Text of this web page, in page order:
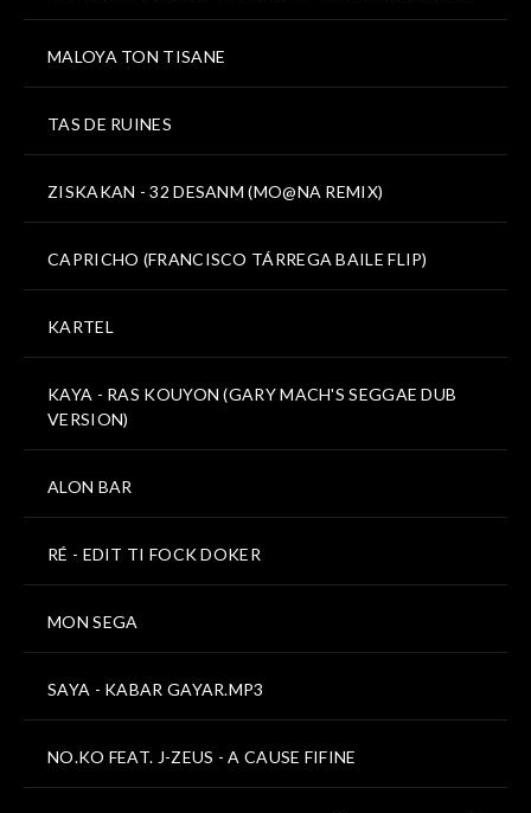
MALOYA TON TISANE
TAS DE RUINES
ZISKAKAN - 32 DESANM (MO@NA REMIX)
CAPRICHO (FRANCISCO TÁRREGA BAILE FLIP)
KARTEL
KAYA - RAS KOUYON (GARY MACH'S SEGGAE DUB
VERSION)
ALON BAR
RÉ - EDIT TI FOCK DOKER
MON SEGA
SAYA - KABAR GAYAR.MP3
NO.KO FEAT. J-ZEUS - A CAUSE FIFINE